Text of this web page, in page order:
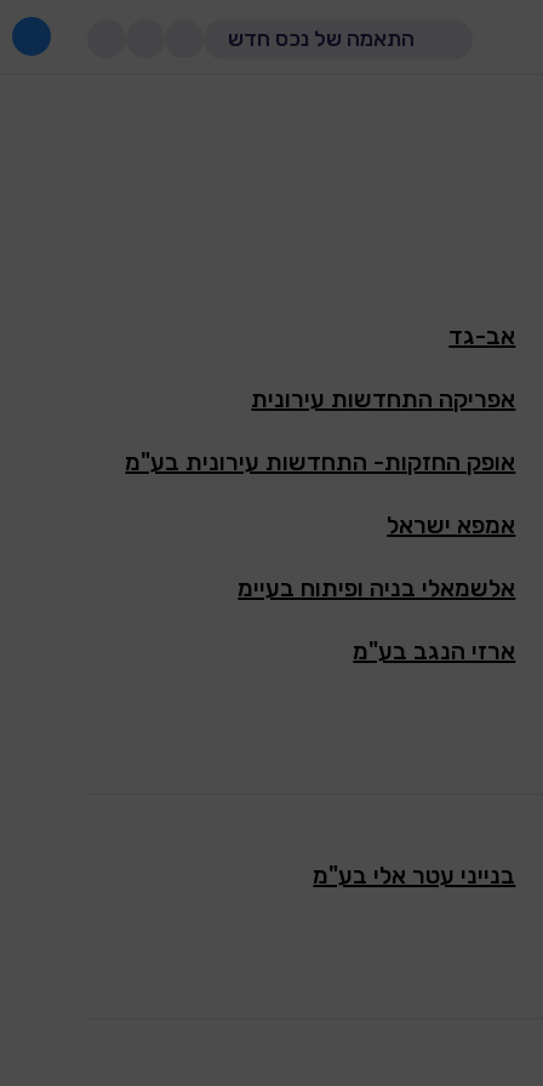
התאמה של נכס חדש
אב-גד
אפריקה התחדשות עירונית
אופק החזקות- התחדשות עירונית בע"מ
אמפא ישראל
אלשמאלי בניה ופיתוח בעיימ
ארזי הנגב בע"מ
בנייני עטר אלי בע"מ